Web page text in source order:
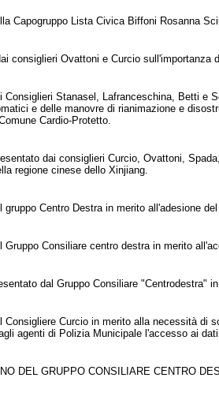
Capogruppo Lista Civica Biffoni Rosanna
consiglieri Ovattoni e Curcio
Consiglieri Stanasel, Lafranceschina, Betti e
e delle manovre di rianimazione e
Cardio-Protetto.
dai consiglieri Curcio, Ovattoni,
regione cinese dello Xinjiang.
gruppo Centro Destra in merito all'adesione
Gruppo Consiliare centro destra in merito
dal Gruppo Consiliare
Consigliere Curcio in merito alla necessità di
agenti di Polizia Municipale l'accesso ai
DEL GRUPPO CONSILIARE CENTRO